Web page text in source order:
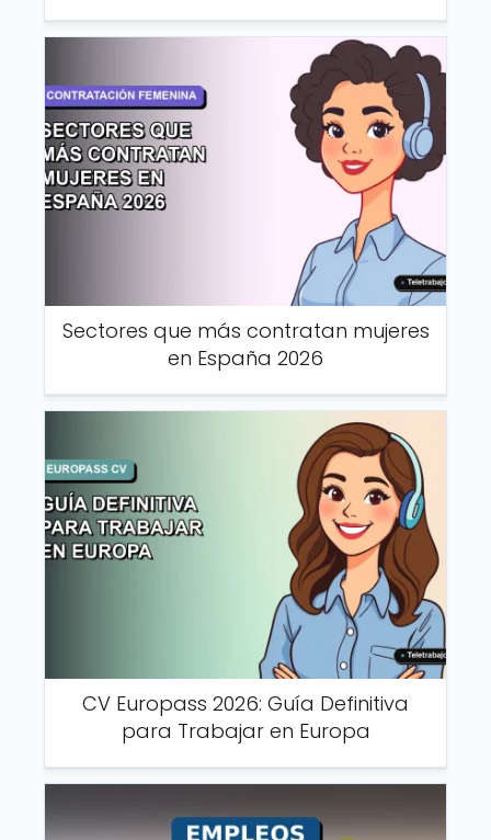
Sectores que más contratan mujeres
en España 2026
CV Europass 2026: Guía Definitiva
para Trabajar en Europa